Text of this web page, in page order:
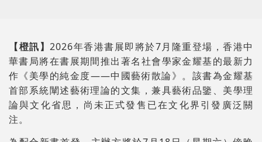
【橙訊】 2026年香港書展即將於7月隆重登場，香港中
華書局將在書展期間推出著名社會學家金耀基的最新力
作《美學的純金度——中國藝術散論》。該書為金耀基
首部系統闡述藝術理論的文集，兼具藝術品鑒、美學理
論與文化省思，尚未正式發售已在文化界引發廣泛關
注。